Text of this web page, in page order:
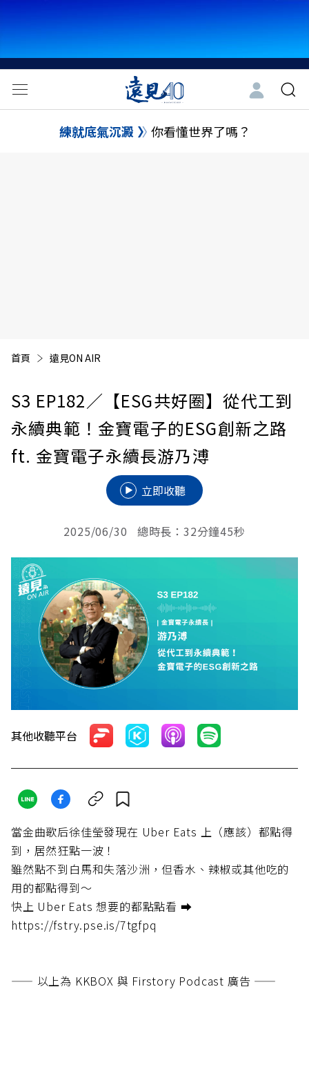
練就底氣沉澱 你看懂世界了嗎？
首頁 遠見ON AIR
S3 EP182／【ESG共好圈】從代工到
永續典範！金寶電子的ESG創新之路
ft. 金寶電子永續長游乃溥
立即收聽
2025/06/30 總時長：32分鐘45秒
其他收聽平台
當金曲歌后徐佳瑩發現在 Uber Eats 上（應該）都點得
到，居然狂點一波！
雖然點不到白馬和失落沙洲，但香水、辣椒或其他吃的
用的都點得到～
快上 Uber Eats 想要的都點點看 ⮕
https://fstry.pse.is/7tgfpq
—— 以上為 KKBOX 與 Firstory Podcast 廣告 ——